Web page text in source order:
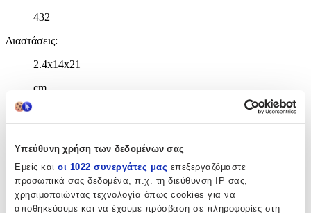
Υπεύθυνη χρήση των δεδομένων σας
Εμείς και οι 1022 συνεργάτες μας επεξεργαζόμαστε
προσωπικά σας δεδομένα, π.χ. τη διεύθυνση IP σας,
χρησιμοποιώντας τεχνολογία όπως cookies για να
αποθηκεύουμε και να έχουμε πρόσβαση σε πληροφορίες στη
432
Διαστάσεις:
2.4x14x21
cm
Γλώσσα
Αγγλικά
ISBN:
9781781688175
Χαρακτηριστικά